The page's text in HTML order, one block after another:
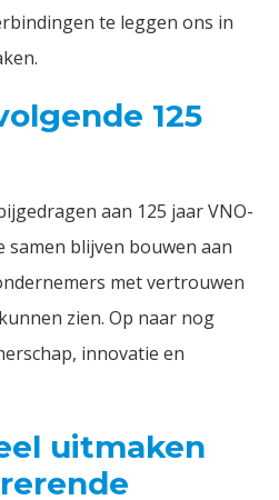
te leggen ons in
125
aan 125 jaar VNO-
samen blijven bouwen aan
met vertrouwen
zien. Op naar nog
innovatie en
uitmaken